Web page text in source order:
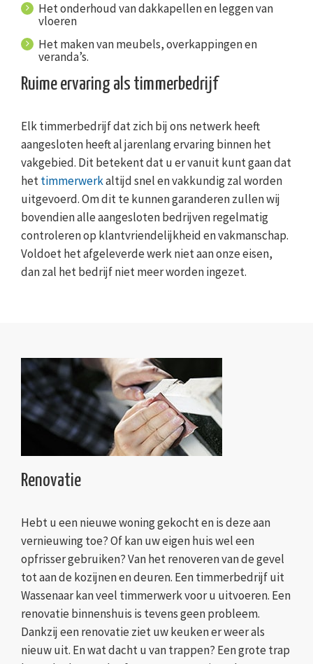
Het onderhoud van dakkapellen en leggen van
vloeren
Het maken van meubels, overkappingen en
veranda’s.
Ruime ervaring als timmerbedrijf
Elk timmerbedrijf dat zich bij ons netwerk heeft
aangesloten heeft al jarenlang ervaring binnen het
vakgebied. Dit betekent dat u er vanuit kunt gaan dat
hettimmerwerkaltijd snel en vakkundig zal worden
uitgevoerd. Om dit te kunnen garanderen zullen wij
bovendien alle aangesloten bedrijven regelmatig
controleren op klantvriendelijkheid en vakmanschap.
Voldoet het afgeleverde werk niet aan onze eisen,
dan zal het bedrijf niet meer worden ingezet.
Renovatie
Hebt u een nieuwe woning gekocht en is deze aan
vernieuwing toe? Of kan uw eigen huis wel een
opfrisser gebruiken? Van het renoveren van de gevel
tot aan de kozijnen en deuren. Een timmerbedrijf uit
Wassenaar kan veel timmerwerk voor u uitvoeren. Een
renovatie binnenshuis is tevens geen probleem.
Dankzij een renovatie ziet uw keuken er weer als
nieuw uit. En wat dacht u van trappen? Een grote trap